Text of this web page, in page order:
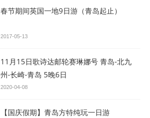
春节期间英国一地9日游（青岛起止）
2017-05-13
11月15日歌诗达邮轮赛琳娜号 青岛-北九
州-长崎-青岛 5晚6日
2020-04-08
【国庆假期】青岛方特纯玩一日游